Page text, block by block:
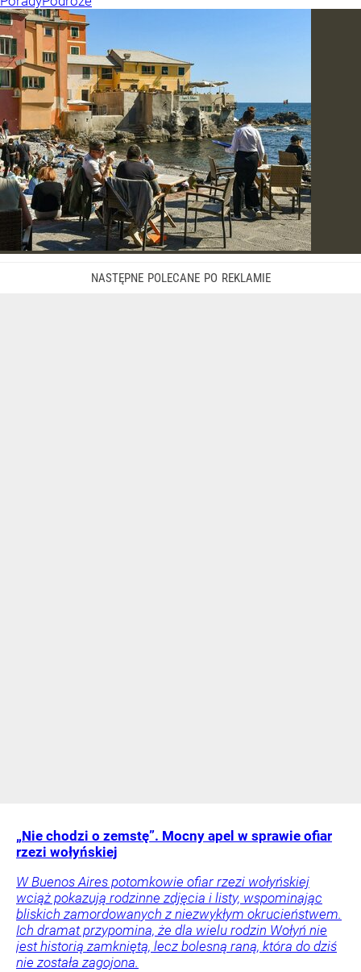
„Nie chodzi o zemstę”. Mocny apel w sprawie ofiar
rzezi wołyńskiej
W Buenos Aires potomkowie ofiar rzezi wołyńskiej
wciąż pokazują rodzinne zdjęcia i listy, wspominając
bliskich zamordowanych z niezwykłym okrucieństwem.
Ich dramat przypomina, że dla wielu rodzin Wołyń nie
jest historią zamkniętą, lecz bolesną raną, która do dziś
nie została zagojona.